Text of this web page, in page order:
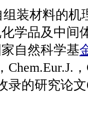
装材料的机
学品及中间
自然科学基
Chem.Eur.J.
录的研究论